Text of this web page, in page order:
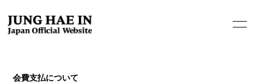
会費支払について